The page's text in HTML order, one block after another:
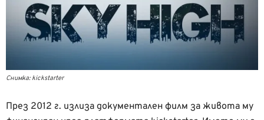
Снимка: kickstarter
През 2012 г. излиза документален филм за живота му